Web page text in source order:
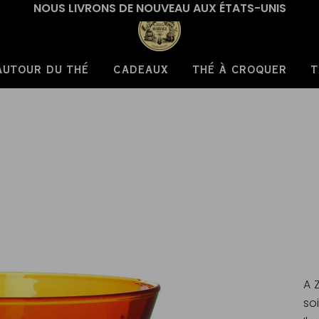
NOUS LIVRONS DE NOUVEAU AUX ÉTATS-UNIS
DU THÉ CADEAUX THÉ À CROQUER
A